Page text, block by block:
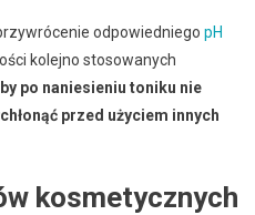
odpowiedniego pH
kolejno stosowanych
po naniesieniu toniku nie
przed użyciem innych
kosmetycznych